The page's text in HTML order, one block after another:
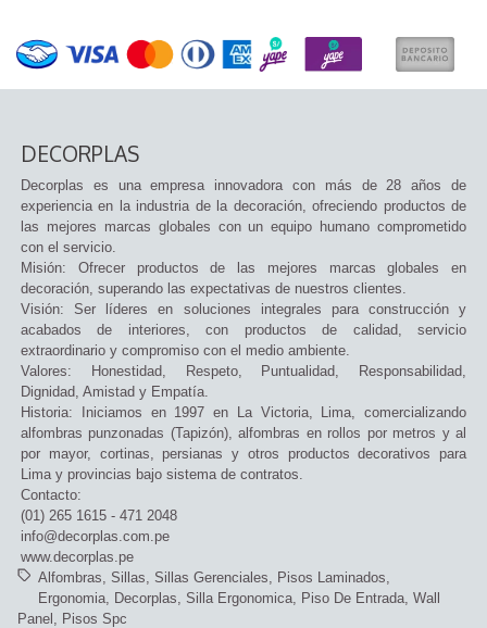
DECORPLAS
Decorplas es una empresa innovadora con más de 28 años de
experiencia en la industria de la decoración, ofreciendo productos de
las mejores marcas globales con un equipo humano comprometido
con el servicio.
Misión: Ofrecer productos de las mejores marcas globales en
decoración, superando las expectativas de nuestros clientes.
Visión: Ser líderes en soluciones integrales para construcción y
acabados de interiores, con productos de calidad, servicio
extraordinario y compromiso con el medio ambiente.
Valores: Honestidad, Respeto, Puntualidad, Responsabilidad,
Dignidad, Amistad y Empatía.
Historia: Iniciamos en 1997 en La Victoria, Lima, comercializando
alfombras punzonadas (Tapizón), alfombras en rollos por metros y al
por mayor, cortinas, persianas y otros productos decorativos para
Lima y provincias bajo sistema de contratos.
Contacto:
(01) 265 1615 - 471 2048
info@decorplas.com.pe
www.decorplas.pe
Alfombras
Sillas Sillas Gerenciales
Pisos Laminados
Ergonomia Decorplas Silla Ergonomica Piso De Entrada Wall
Panel
Pisos Spc